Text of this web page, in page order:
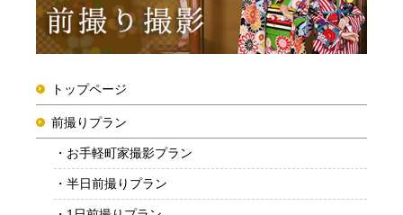
トップページ
前撮りプラン
お手軽町家撮影プラン
半日前撮りプラン